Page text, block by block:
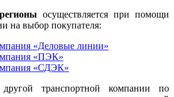
осуществляется при помощи
на выбор покупателя:
«Деловые линии»
«ПЭК»
«СДЭК»
транспортной компании по